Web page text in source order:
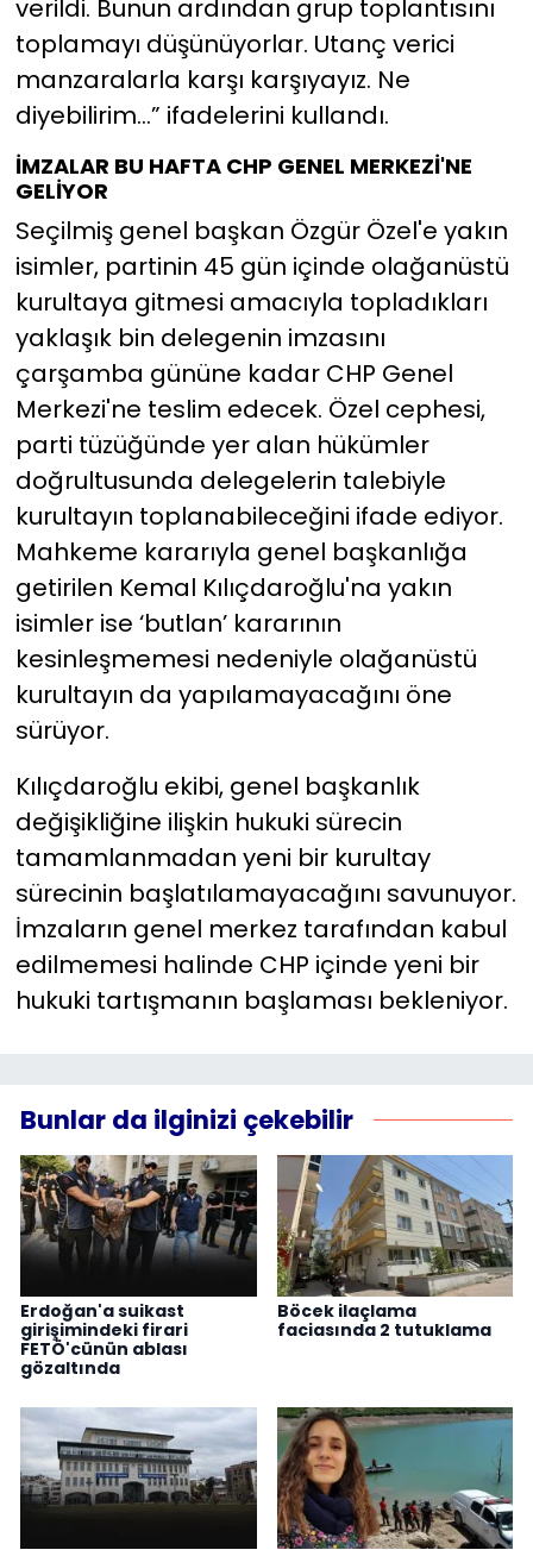
verildi. Bunun ardından grup toplantısını
toplamayı düşünüyorlar. Utanç verici
manzaralarla karşı karşıyayız. Ne
diyebilirim...” ifadelerini kullandı.
İMZALAR BU HAFTA CHP GENEL MERKEZİ'NE
GELİYOR
Seçilmiş genel başkan Özgür Özel'e yakın
isimler, partinin 45 gün içinde olağanüstü
kurultaya gitmesi amacıyla topladıkları
yaklaşık bin delegenin imzasını
çarşamba gününe kadar CHP Genel
Merkezi'ne teslim edecek. Özel cephesi,
parti tüzüğünde yer alan hükümler
doğrultusunda delegelerin talebiyle
kurultayın toplanabileceğini ifade ediyor.
Mahkeme kararıyla genel başkanlığa
getirilen Kemal Kılıçdaroğlu'na yakın
isimler ise ‘butlan’ kararının
kesinleşmemesi nedeniyle olağanüstü
kurultayın da yapılamayacağını öne
sürüyor.
Kılıçdaroğlu ekibi, genel başkanlık
değişikliğine ilişkin hukuki sürecin
tamamlanmadan yeni bir kurultay
sürecinin başlatılamayacağını savunuyor.
İmzaların genel merkez tarafından kabul
edilmemesi halinde CHP içinde yeni bir
hukuki tartışmanın başlaması bekleniyor.
Bunlar da ilginizi çekebilir
Erdoğan'a suikast
girişimindeki firari
FETÖ'cünün ablası
gözaltında
Böcek ilaçlama
faciasında 2 tutuklama